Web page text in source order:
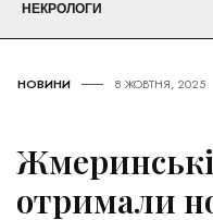
НЕКРОЛОГИ
НОВИНИ 8 ЖОВТНЯ, 2025
отримали